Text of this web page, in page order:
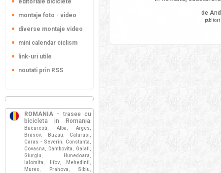
de
publicat
editoriale biciclete
montaje foto - video
diverse montaje video
mini calendar ciclism
link-uri utile
noutati prin RSS
ROMANIA - trasee cu
bicicleta in Romania:
Bucuresti , Alba , Arges ,
Brasov, Buzau , Calarasi ,
Caras - Severin , Constanta ,
Covasna , Dambovita , Galati ,
Giurgiu , Hunedoara ,
Ialomita , Ilfov, Mehedinti ,
Mures , Prahova , Sibiu ,